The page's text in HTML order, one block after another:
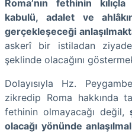
Roma’nın fethinin
kabulü, adalet ve
gerçekleşeceği
askerî bir istiladan
şeklinde olacağını
Dolayısıyla Hz.
zikredip Roma hakkında
fethinin olmayacağı değil,
olacağı yönünde